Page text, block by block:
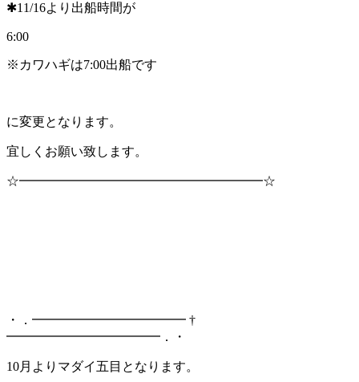
✱11/16より出船時間が
6:00
※カワハギは7:00出船です
に変更となります。
宜しくお願い致します。
☆━━━━━━━━━━━━━━━━━━━☆
・．━━━━━━━━━━━━ †
━━━━━━━━━━━━．・
10月よりマダイ五目となります。